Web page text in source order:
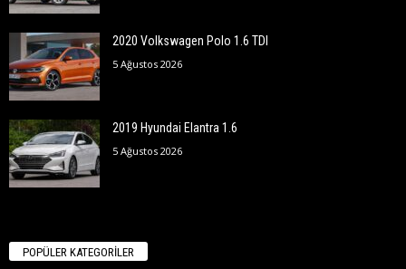
2020 Volkswagen Polo 1.6 TDI
5 Ağustos 2026
2019 Hyundai Elantra 1.6
5 Ağustos 2026
POPÜLER KATEGORİLER